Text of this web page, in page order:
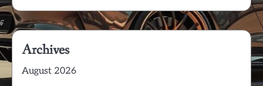
Archives
August 2026